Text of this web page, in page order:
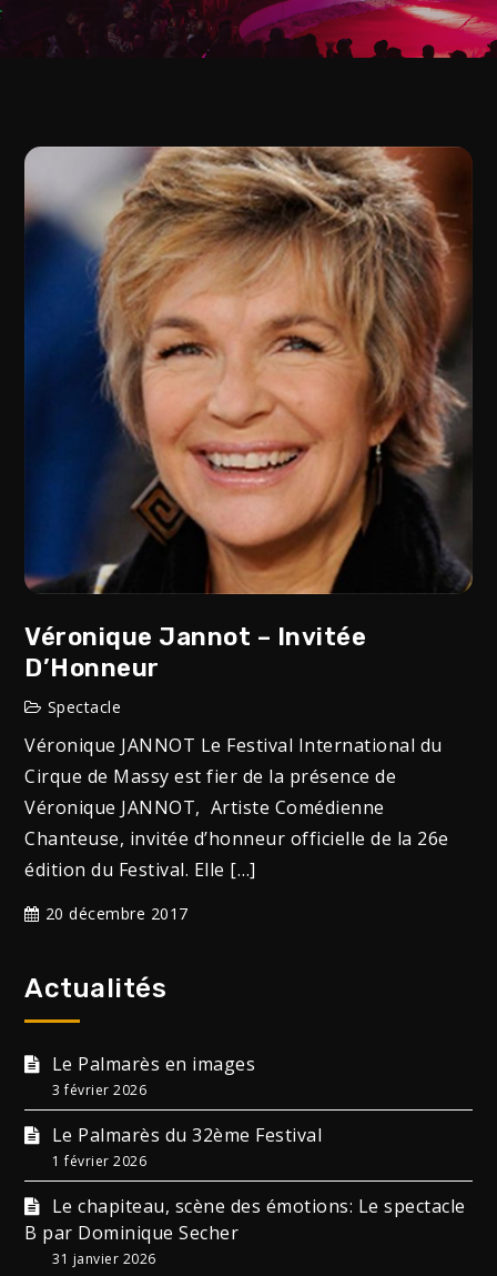
Véronique Jannot – Invitée
D’Honneur
Spectacle
Véronique JANNOT Le Festival International du
Cirque de Massy est fier de la présence de
Véronique JANNOT, Artiste Comédienne
Chanteuse, invitée d’honneur officielle de la 26e
édition du Festival. Elle […]
20 décembre 2017
Actualités
Le Palmarès en images
3 février 2026
Le Palmarès du 32ème Festival
1 février 2026
Le chapiteau, scène des émotions: Le spectacle
B par Dominique Secher
31 janvier 2026